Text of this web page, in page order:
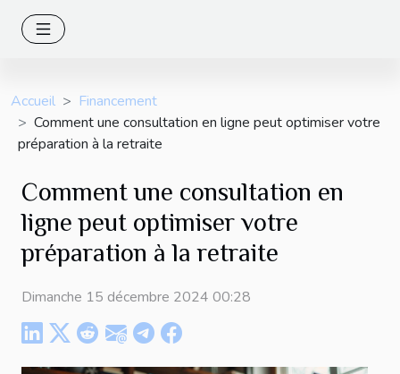
Accueil
Financement
Comment une consultation en ligne peut optimiser votre
préparation à la retraite
Comment une consultation en
ligne peut optimiser votre
préparation à la retraite
Dimanche 15 décembre 2024 00:28